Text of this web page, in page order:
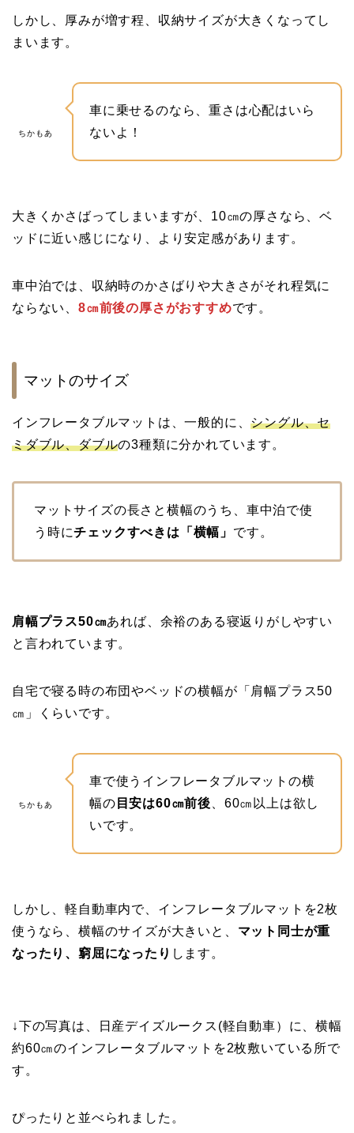
しかし、厚みが増す程、収納サイズが大きくなってし
まいます。
ちかもあ
車に乗せるのなら、重さは心配はいら
ないよ！
大きくかさばってしまいますが、10㎝の厚さなら、ベ
ッドに近い感じになり、より安定感があります。
車中泊では、収納時のかさばりや大きさがそれ程気に
ならない、8㎝前後の厚さがおすすめです。
マットのサイズ
インフレータブルマットは、一般的に、シングル、セ
ミダブル、ダブルの3種類に分かれています。
マットサイズの長さと横幅のうち、車中泊で使
う時にチェックすべきは「横幅」 です。
肩幅プラス50㎝あれば、余裕のある寝返りがしやすい
と言われています。
自宅で寝る時の布団やベッドの横幅が「肩幅プラス50
㎝」くらいです。
ちかもあ
車で使うインフレータブルマットの横
幅の 目安は60㎝前後 、60㎝以上は欲し
いです。
しかし、軽自動車内で、インフレータブルマットを2枚
使うなら、横幅のサイズが大きいと、 マット同士が重
なったり、窮屈になったり します。
↓下の写真は、日産デイズルークス(軽自動車）に、横幅
約60㎝のインフレータブルマットを2枚敷いている所で
す。
ぴったりと並べられました。